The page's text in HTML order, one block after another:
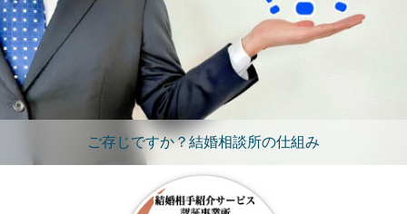
ご存じですか？結婚相談所の仕組み